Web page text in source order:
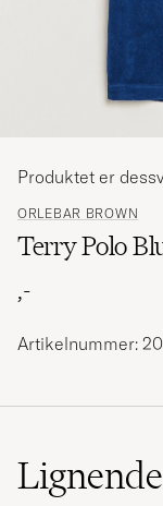
ORLEBAR BROWN
Terry Polo
,-
Produktet er
Artikelnummer:
Lignende